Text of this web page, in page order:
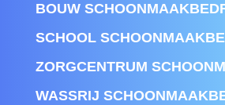
BOUW
SCHOOL
ZORGCENTRUM
WASSRIJ